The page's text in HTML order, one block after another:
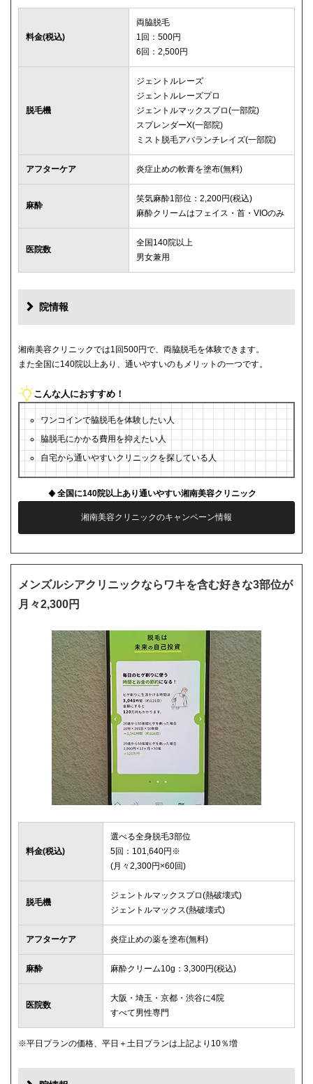
料金(税込)
両脇脱毛
1回：500円
6回：2,500円
脱毛機
ジェントルレーズ
ジェントルレーズプロ
ジェントルマックスプロ(一部院)
スプレンダーX(一部院)
ミスト脱毛アバランチレイズ(一部院)
アフターケア 炎症止めの軟膏を塗布(無料)
麻酔
笑気麻酔1部位：2,200円(税込)
麻酔クリームはフェイス・首・VIOのみ
医院数
全国140院以上
男女兼用
院情報
湘南美容クリニックでは1回500円で、両脇脱毛を体験できます。
また全国に140院以上あり、通いやすいのもメリットの一つです。
こんな人におすすめ！
ワンコインで脇脱毛を体験したい人
脇脱毛にかかる費用を抑えたい人
自宅から通いやすいクリニックを探している人
全国に140院以上あり通いやすい湘南美容クリニック
湘南美容クリニックのキャンペーン情報
メンズルシアクリニックならワキを含む好きな3部位が
月々2,300円
料金(税込)
選べる全身脱毛3部位
5回：101,640円※
(月々2,300円×60回)
脱毛機
ジェントルマックスプロ(熱破壊式)
ジェントルマックス(熱破壊式)
アフターケア 炎症止めの薬を塗布(無料)
麻酔 麻酔クリーム10g：3,300円(税込)
医院数
大阪・埼玉・京都・渋谷に4院
すべて男性専門
※平日プランの価格、平日＋土日プランは上記より10％増